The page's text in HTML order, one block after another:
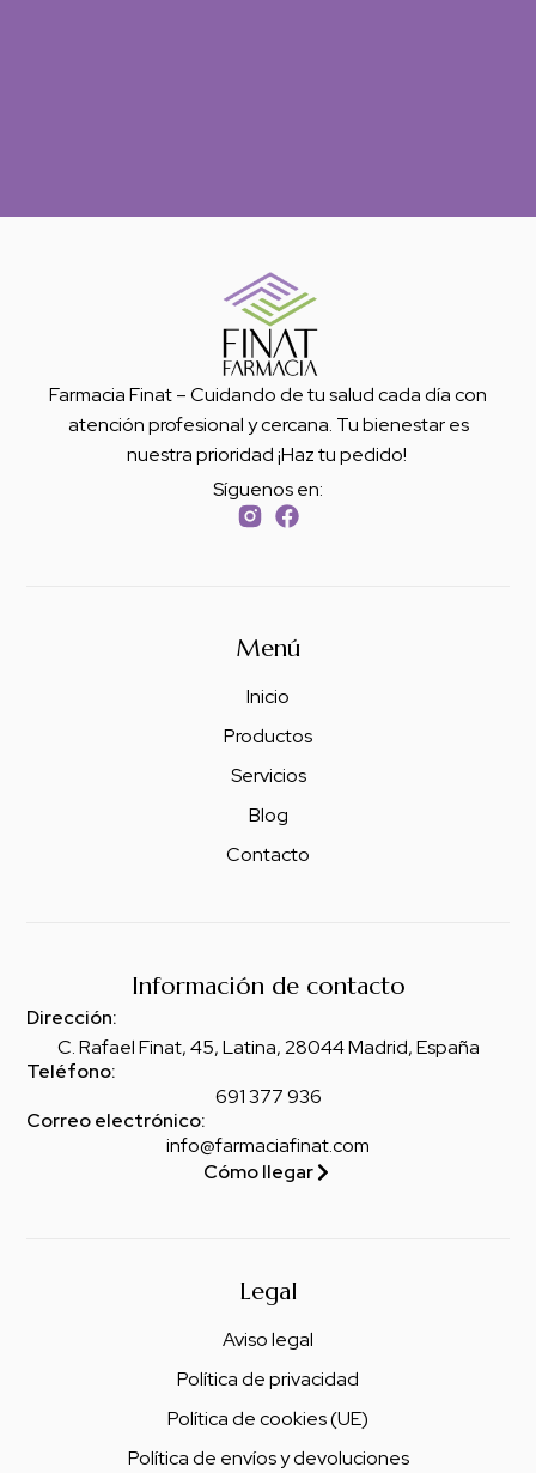
Farmacia Finat – Cuidando de tu salud cada día con
atención profesional y cercana. Tu bienestar es
nuestra prioridad ¡Haz tu pedido!
Síguenos en:
Menú
Inicio
Productos
Servicios
Blog
Contacto
Información de contacto
Dirección:
C. Rafael Finat, 45, Latina, 28044 Madrid, España
Teléfono:
691 377 936
Correo electrónico:
info@farmaciafinat.com
Cómo llegar
Legal
Aviso legal
Política de privacidad
Política de cookies (UE)
Política de envíos y devoluciones